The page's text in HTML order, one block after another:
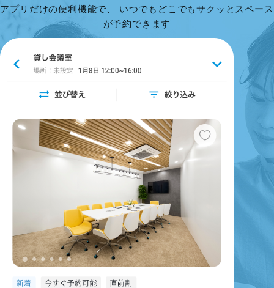
アプリだけの便利機能で、 いつでもどこでもサクッとスペース
が予約できます